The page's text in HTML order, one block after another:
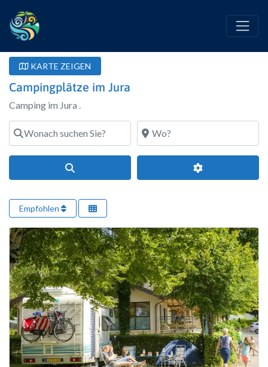
KARTE ZEIGEN
Campingplätze im Jura
Camping im Jura .
Wonach suchen Sie?
Wo?
Erweiterte
Empfohlen